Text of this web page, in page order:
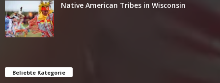
Native American Tribes in Wisconsin
Beliebte Kategorie